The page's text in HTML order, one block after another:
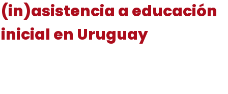
(in)asistencia a educación
inicial en Uruguay